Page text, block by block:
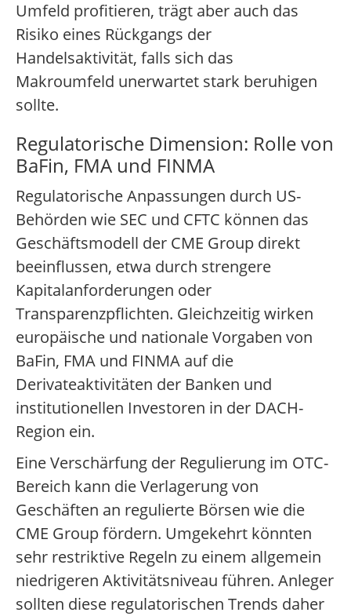
Umfeld profitieren, trägt aber auch das
Risiko eines Rückgangs der
Handelsaktivität, falls sich das
Makroumfeld unerwartet stark beruhigen
sollte.
Regulatorische Dimension: Rolle von
BaFin, FMA und FINMA
Regulatorische Anpassungen durch US-
Behörden wie SEC und CFTC können das
Geschäftsmodell der CME Group direkt
beeinflussen, etwa durch strengere
Kapitalanforderungen oder
Transparenzpflichten. Gleichzeitig wirken
europäische und nationale Vorgaben von
BaFin, FMA und FINMA auf die
Derivateaktivitäten der Banken und
institutionellen Investoren in der DACH-
Region ein.
Eine Verschärfung der Regulierung im OTC-
Bereich kann die Verlagerung von
Geschäften an regulierte Börsen wie die
CME Group fördern. Umgekehrt könnten
sehr restriktive Regeln zu einem allgemein
niedrigeren Aktivitätsniveau führen. Anleger
sollten diese regulatorischen Trends daher